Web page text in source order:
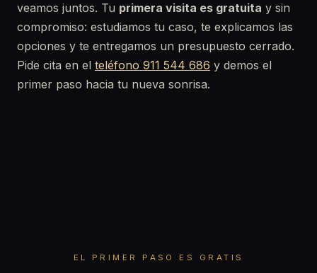
veamos juntos. Tu primera visita es gratuita y sin
compromiso: estudiamos tu caso, te explicamos las
opciones y te entregamos un presupuesto cerrado.
Pide cita en el teléfono 911 544 686 y demos el
primer paso hacia tu nueva sonrisa.
EL PRIMER PASO ES GRATIS